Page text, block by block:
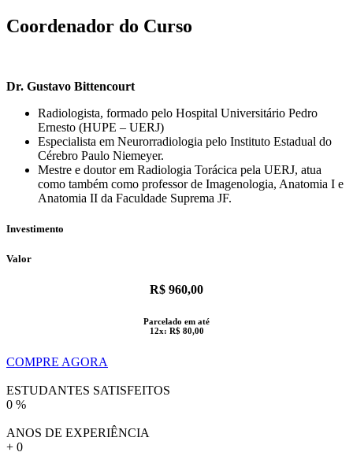
Coordenador do Curso
Dr. Gustavo Bittencourt
Radiologista, formado pelo Hospital Universitário Pedro
Ernesto (HUPE – UERJ)
Especialista em Neurorradiologia pelo Instituto Estadual do
Cérebro Paulo Niemeyer.
Mestre e doutor em Radiologia Torácica pela UERJ, atua
como também como professor de Imagenologia, Anatomia I e
Anatomia II da Faculdade Suprema JF.
Investimento
Valor
R$ 960,00
Parcelado em até
12x: R$ 80,00
COMPRE AGORA
ESTUDANTES SATISFEITOS
0 %
ANOS DE EXPERIÊNCIA
+ 0